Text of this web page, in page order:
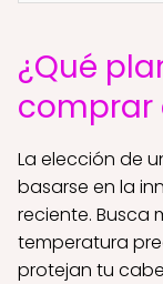
¿Qué
comprar
La elección de
basarse en la
reciente. Busca
temperatura
protejan tu